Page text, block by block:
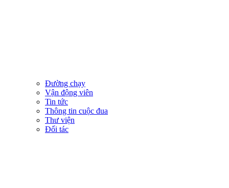
Đường chạy
Vận động viên
Tin tức
Thông tin cuộc đua
Thư viện
Đối tác